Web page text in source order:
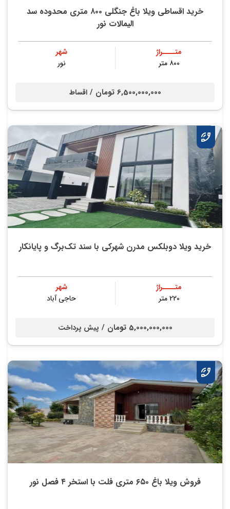
خرید اقساطی ویلا باغ جنگلی ۸۰۰ متری محدوده سد
الیمالات نور
متــــراژ
۸۰۰ متر
شهر
نور
6,500,000,000 تومان / اقساط
خريد ویلا دوبلکس مدرن شهرکی با سند تک‌برگ و پايانكار
متــــراژ
220 متر
شهر
حاجی آباد
5,000,000,000 تومان / پیش پرداخت
فروش ویلا باغ ۶۵۰ متری فلت با استخر ۴ فصل نور